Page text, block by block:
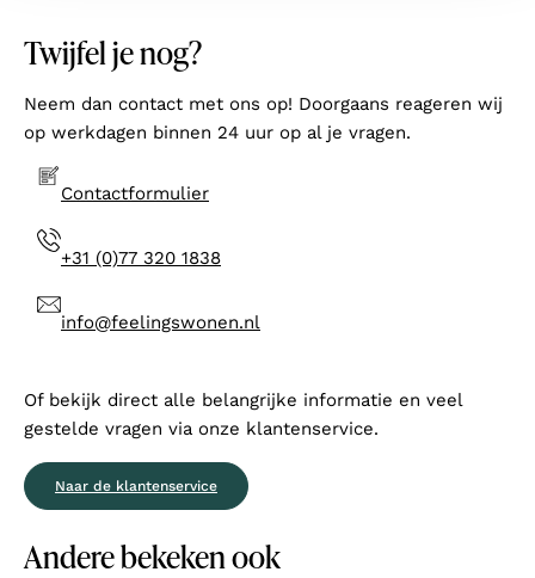
Twijfel je nog?
Neem dan contact met ons op! Doorgaans reageren wij
op werkdagen binnen 24 uur op al je vragen.
Contactformulier
+31 (0)77 320 1838
info@feelingswonen.nl
Of bekijk direct alle belangrijke informatie en veel
gestelde vragen via onze klantenservice.
Naar de klantenservice
Andere bekeken ook